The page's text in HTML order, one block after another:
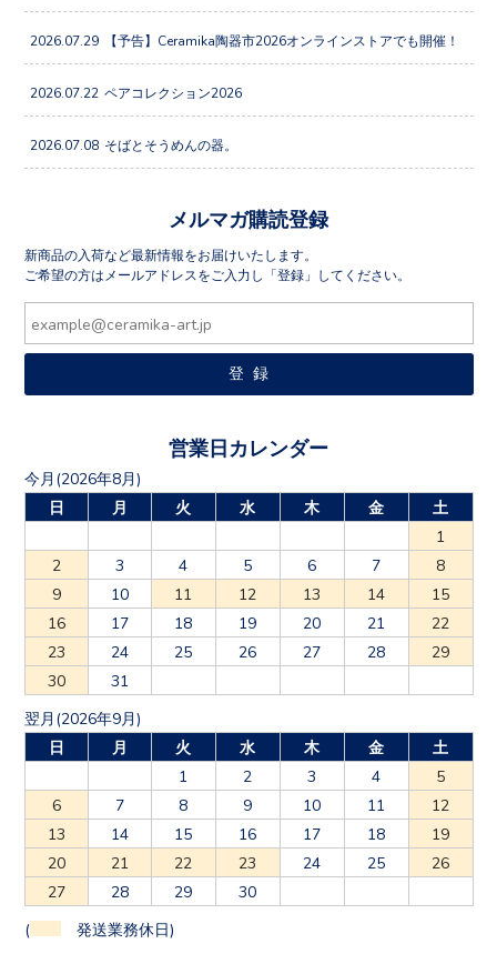
2026.07.29 【予告】Ceramika陶器市2026オンラインストアでも開催！
2026.07.22 ペアコレクション2026
2026.07.08 そばとそうめんの器。
メルマガ購読登録
新商品の入荷など最新情報をお届けいたします。
ご希望の方はメールアドレスをご入力し「登録」してください。
営業日カレンダー
今月(2026年8月)
日
月 火 水 木 金
土
1
2
3 4 5 6 7
8
9
10 11 12 13 14
15
16
17 18 19 20 21
22
23
24 25 26 27 28
29
30
31
翌月(2026年9月)
日
月 火 水 木 金
土
1
2 3 4
5
6
7 8 9 10 11
12
13
14 15 16 17 18
19
20
21 22 23 24 25
26
27
28 29 30
( 発送業務休日)